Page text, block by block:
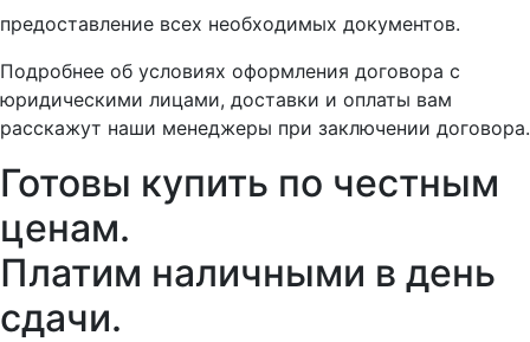
предоставление всех необходимых документов.
Подробнее об условиях оформления договора с
юридическими лицами, доставки и оплаты вам
расскажут наши менеджеры при заключении договора.
Готовы купить по честным
ценам.
Платим наличными в день
сдачи.